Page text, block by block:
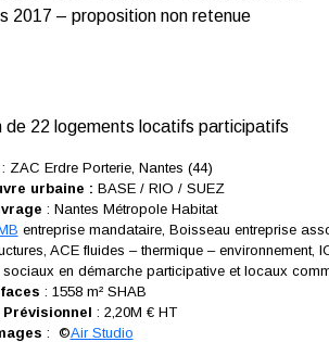
2017 – proposition non retenue
de 22 logements locatifs participatifs
: ZAC Erdre Porterie, Nantes (44)
urbaine : BASE / RIO / SUEZ
: Nantes Métropole Habitat
entreprise mandataire, Boisseau entreprise
ACE fluides – thermique – environnement,
en démarche participative et locaux
: 1558 m² SHAB
: 2,20M € HT
: ©Air Studio